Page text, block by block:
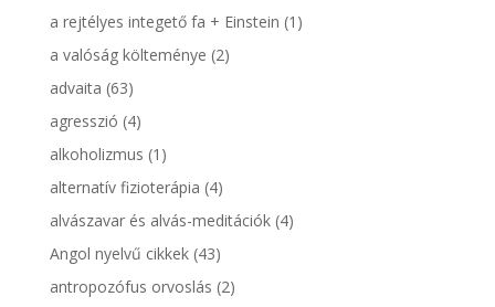
a rejtélyes integető fa + Einstein (1)
a valóság költeménye (2)
advaita (63)
agresszió (4)
alkoholizmus (1)
alternatív fizioterápia (4)
alvászavar és alvás-meditációk(4)
Angol nyelvű cikkek(43)
antropozófus orvoslás (2)